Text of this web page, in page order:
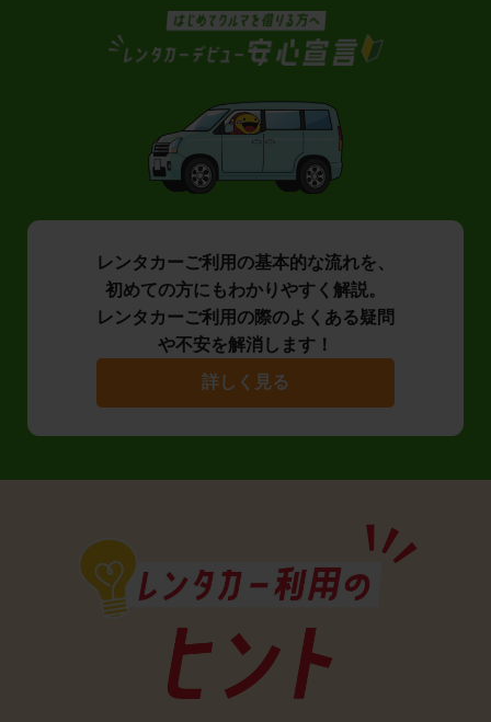
レンタカーご利用の基本的な流れを、
初めての方にもわかりやすく解説。
レンタカーご利用の際のよくある疑問
や不安を解消します！
詳しく見る